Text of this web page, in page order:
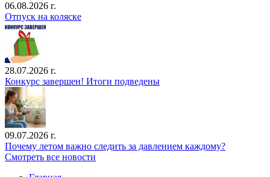
06.08.2026 г.
Отпуск на коляске
28.07.2026 г.
Конкурс завершен! Итоги подведены
09.07.2026 г.
Почему летом важно следить за давлением каждому?
Смотреть все новости